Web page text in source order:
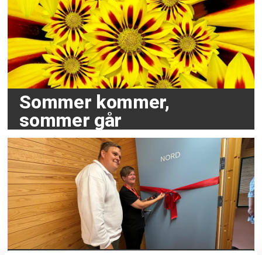
Sommer kommer,
sommer går